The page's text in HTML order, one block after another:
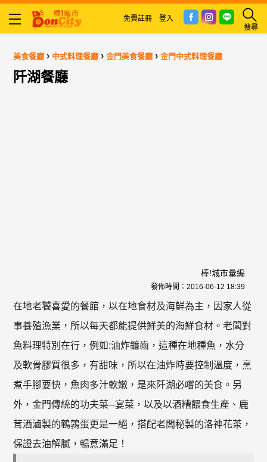
搜尋
免費註冊 登入
美食餐廳 › 中式料理餐廳 ›金門美食餐廳 ›金門中式料理餐廳
阡湖餐廳
棒!城市彙編
發佈時間： 2016-06-12 18:39
在地老饕喜愛的餐館，以在地食材及海鮮為主，因家人從
事養殖漁業，所以每天都能提供鮮美的海鮮食材。老闆對
魚料理特別在行，例如:油炸鐮齒，這種在地種魚，水分
及軟骨膠質很多，有甜味，所以在油炸時要控制溫度，烹
煮手腳要快，魚肉多汁軟嫩，是來阡湖必嚐的美食。另
外，金門傳統的功夫菜─宴菜，以及以酒糟餵食生產、鹿
茸酒滷製的鵪鶉蛋更是一絕，搭配老闆秘製的洛神花茶，
保證去油解膩，暢意滿足！